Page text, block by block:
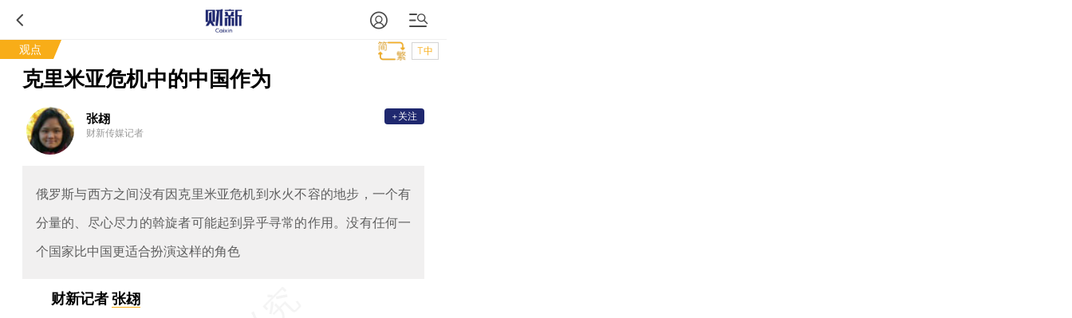
观点 T中
克里米亚危机中的中国作为
张翃
财新传媒记者
+关注
俄罗斯与西方之间没有因克里米亚危机到水火不容的地步，一个有
分量的、尽心尽力的斡旋者可能起到异乎寻常的作用。没有任何一
个国家比中国更适合扮演这样的角色
财新记者张翃